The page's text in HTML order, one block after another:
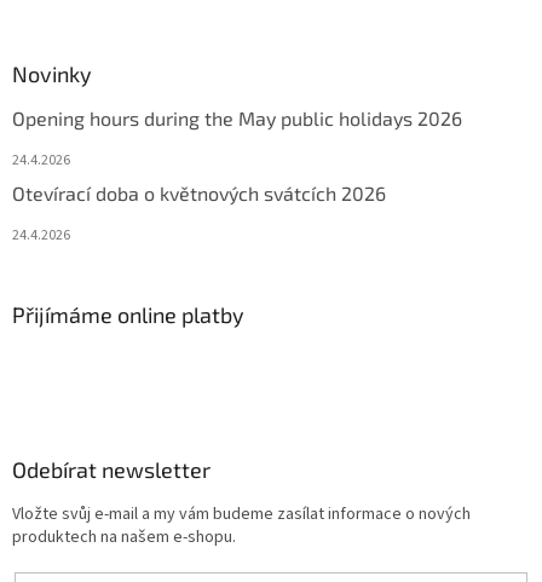
Novinky
Opening hours during the May public holidays 2026
24.4.2026
Otevírací doba o květnových svátcích 2026
24.4.2026
Přijímáme online platby
Odebírat newsletter
Vložte svůj e-mail a my vám budeme zasílat informace o nových
produktech na našem e-shopu.